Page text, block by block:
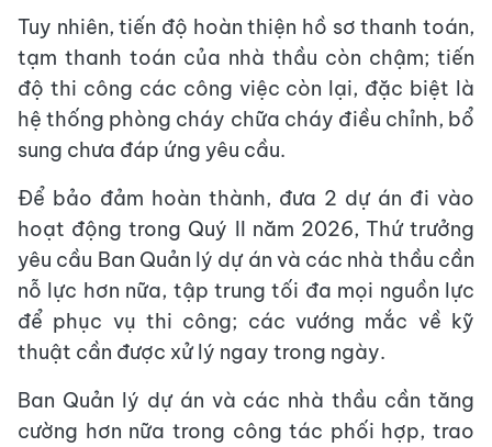
Tuy nhiên, tiến độ hoàn thiện hồ sơ thanh toán,
tạm thanh toán của nhà thầu còn chậm; tiến
độ thi công các công việc còn lại, đặc biệt là
hệ thống phòng cháy chữa cháy điều chỉnh, bổ
sung chưa đáp ứng yêu cầu.
Để bảo đảm hoàn thành, đưa 2 dự án đi vào
hoạt động trong Quý II năm 2026, Thứ trưởng
yêu cầu Ban Quản lý dự án và các nhà thầu cần
nỗ lực hơn nữa, tập trung tối đa mọi nguồn lực
để phục vụ thi công; các vướng mắc về kỹ
thuật cần được xử lý ngay trong ngày.
Ban Quản lý dự án và các nhà thầu cần tăng
cường hơn nữa trong công tác phối hợp, trao